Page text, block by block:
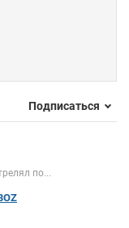
Подписаться
по...